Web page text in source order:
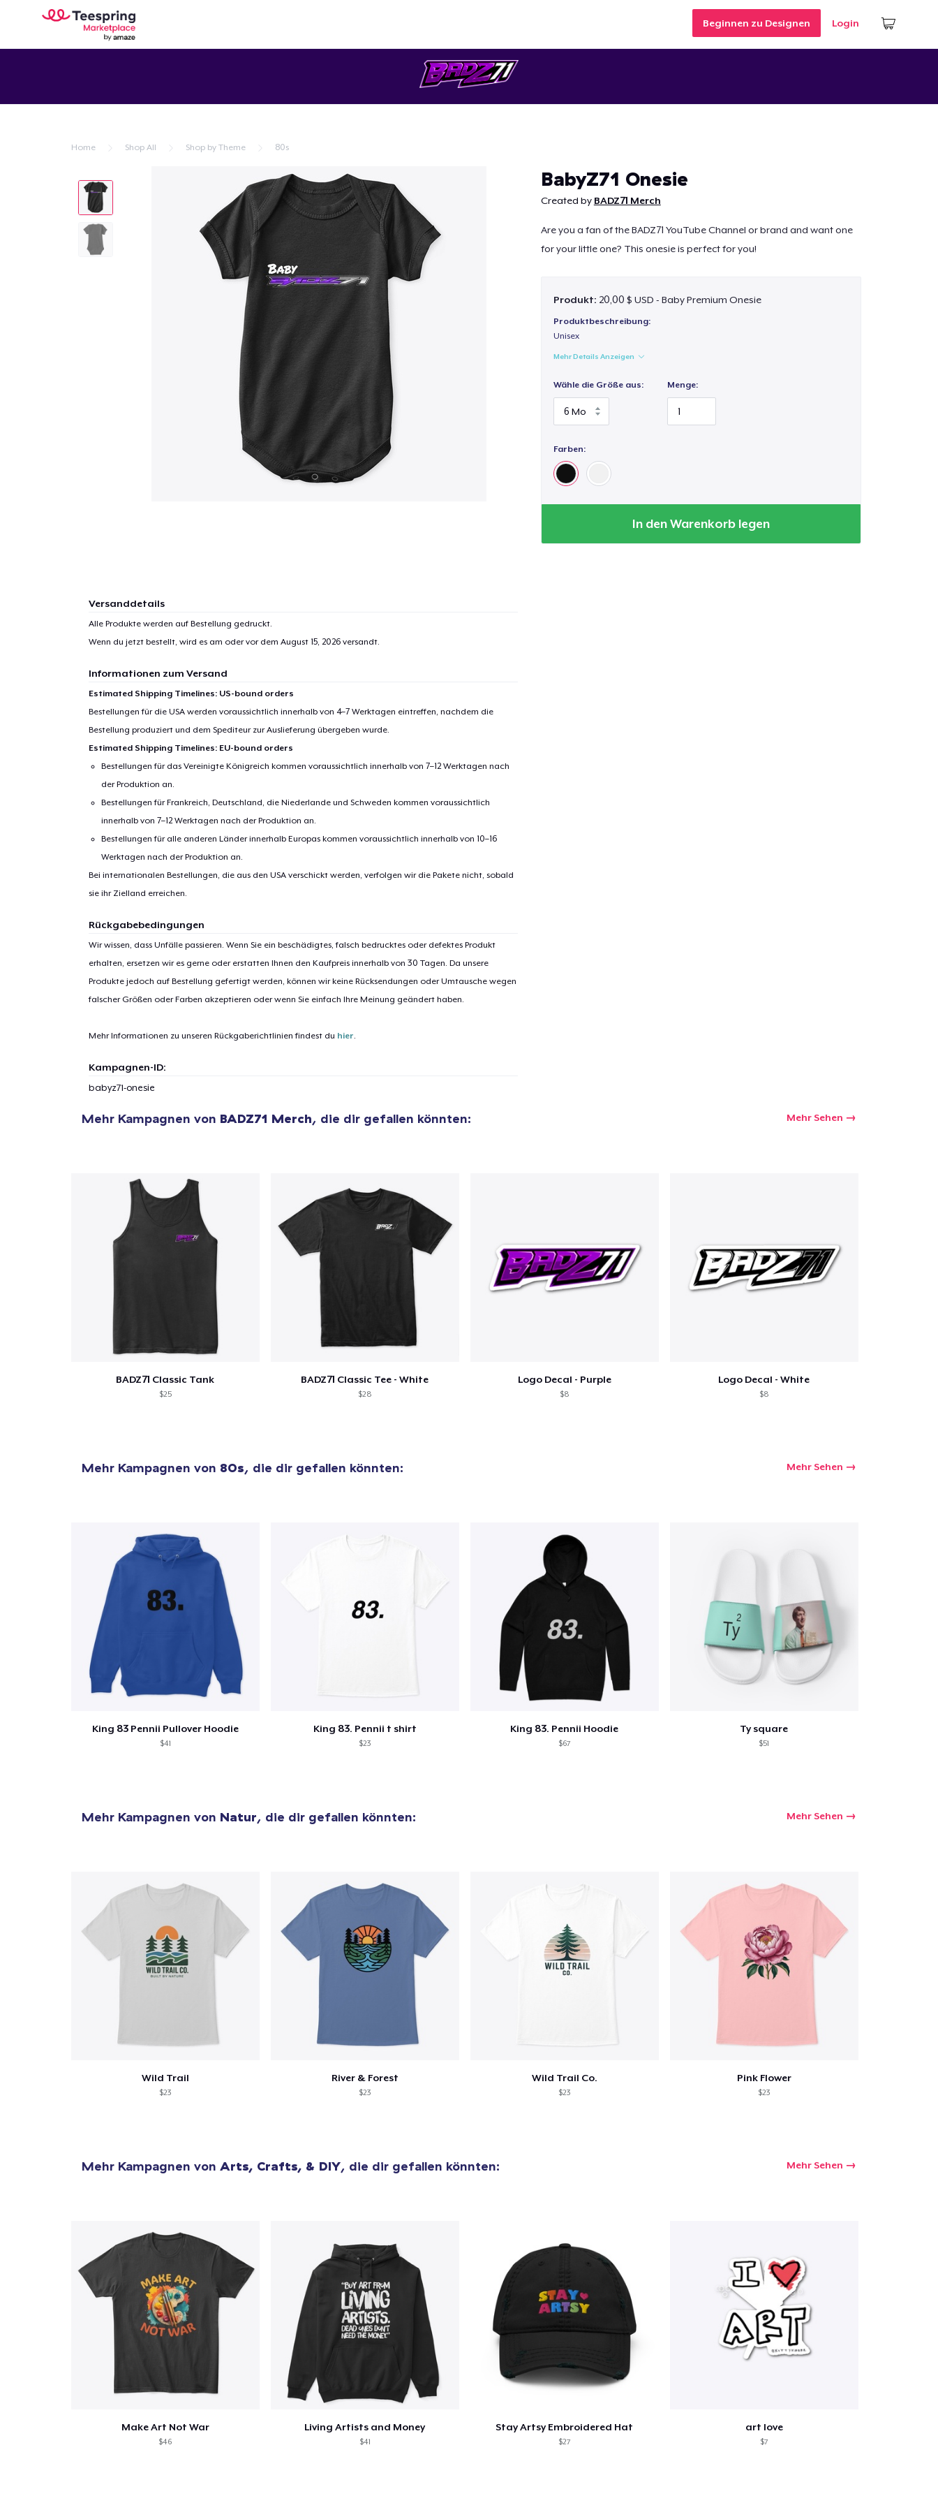
Beginnen zu Designen Login
Home Shop All Shop by Theme 80s
BabyZ71 Onesie
Created by BADZ71 Merch
Are you a fan of the BADZ71 YouTube Channel or brand and want one
for your little one? This onesie is perfect for you!
Produkt: 20,00 $ USD - Baby Premium Onesie
Produktbeschreibung:
Unisex
Mehr Details Anzeigen
Wähle die Größe aus: Menge:
Farben:
In den Warenkorb legen
Versanddetails
Alle Produkte werden auf Bestellung gedruckt.
Wenn du jetzt bestellt, wird es am oder vor dem August 15, 2026versandt.
Informationen zum Versand
Estimated Shipping Timelines: US-bound orders
Bestellungen für die USA werden voraussichtlich innerhalb von 4–7 Werktagen eintreffen, nachdem die
Bestellung produziert und dem Spediteur zur Auslieferung übergeben wurde.
Estimated Shipping Timelines: EU-bound orders
Bestellungen für das Vereinigte Königreich kommen voraussichtlich innerhalb von 7–12 Werktagen nach
der Produktion an.
Bestellungen für Frankreich, Deutschland, die Niederlande und Schweden kommen voraussichtlich
innerhalb von 7–12 Werktagen nach der Produktion an.
Bestellungen für alle anderen Länder innerhalb Europas kommen voraussichtlich innerhalb von 10–16
Werktagen nach der Produktion an.
Bei internationalen Bestellungen, die aus den USA verschickt werden, verfolgen wir die Pakete nicht, sobald
sie ihr Zielland erreichen.
Rückgabebedingungen
Wir wissen, dass Unfälle passieren. Wenn Sie ein beschädigtes, falsch bedrucktes oder defektes Produkt
erhalten, ersetzen wir es gerne oder erstatten Ihnen den Kaufpreis innerhalb von 30 Tagen. Da unsere
Produkte jedoch auf Bestellung gefertigt werden, können wir keine Rücksendungen oder Umtausche wegen
falscher Größen oder Farben akzeptieren oder wenn Sie einfach Ihre Meinung geändert haben.
Mehr Informationen zu unseren Rückgaberichtlinien findest du hier.
Kampagnen-ID:
babyz71-onesie
Mehr Kampagnen von BADZ71 Merch, die dir gefallen könnten: Mehr Sehen
BADZ71 Classic Tank
$25
BADZ71 Classic Tee - White
$28
Logo Decal - Purple
$8
Logo Decal - White
$8
Mehr Kampagnen von 80s, die dir gefallen könnten: Mehr Sehen
King 83 Pennii Pullover Hoodie
$41
King 83. Pennii t shirt
$23
King 83. Pennii Hoodie
$67
Ty square
$51
Mehr Kampagnen von Natur, die dir gefallen könnten: Mehr Sehen
Wild Trail
$23
River & Forest
$23
Wild Trail Co.
$23
Pink Flower
$23
Mehr Kampagnen von Arts, Crafts, & DIY, die dir gefallen könnten: Mehr Sehen
Make Art Not War
$46
Living Artists and Money
$41
Stay Artsy Embroidered Hat
$27
art love
$7
hinzugefügt
Weiter Einkaufen